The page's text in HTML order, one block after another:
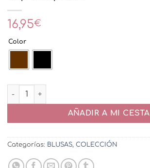
16,95€
Color
Top Acapulco cantidad
AÑADIR A MI CESTA
Categorías: BLUSAS, COLECCIÓN